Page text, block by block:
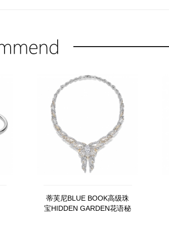
蒂芙尼BLUE BOOK高级珠
宝HIDDEN GARDEN花语秘